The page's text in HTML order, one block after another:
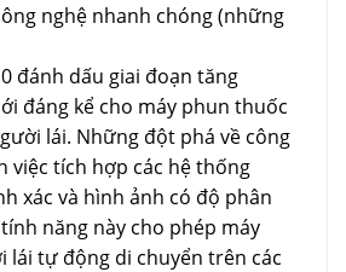
nghệ nhanh chóng (những
đánh dấu giai đoạn tăng
đáng kể cho máy phun thuốc
lái. Những đột phá về công
việc tích hợp các hệ thống
xác và hình ảnh có độ phân
năng này cho phép máy
lái tự động di chuyển trên các